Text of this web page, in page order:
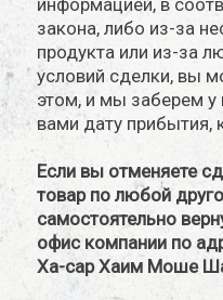
закона, либо из-за
продукта или из-за
условий сделки, вы
этом, и мы заберем у
вами дату прибытия,
Если вы отменяете
товар по любой
самостоятельно
офис компании по
Ха-сар Хаим Моше